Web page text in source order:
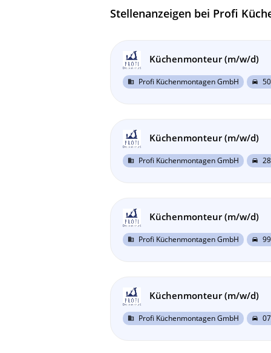
Stellenanzeigen bei Profi
Küchenmonteur (m/w/d)
business Profi Küchenmontagen GmbH directions_car
Küchenmonteur (m/w/d)
business Profi Küchenmontagen GmbH directions_car
Küchenmonteur (m/w/d)
business Profi Küchenmontagen GmbH directions_car
Küchenmonteur (m/w/d)
business Profi Küchenmontagen GmbH directions_car